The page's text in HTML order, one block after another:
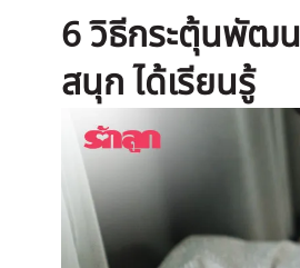
6 วิธีกระตุ้นพัฒ
สนุก ได้เรียนรู้